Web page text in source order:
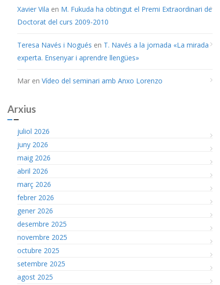
Xavier Vila en M. Fukuda ha obtingut el Premi Extraordinari de
Doctorat del curs 2009-2010
Teresa Navés i Nogués en T. Navés a la jornada «La mirada
experta. Ensenyar i aprendre llengües»
Mar en Vídeo del seminari amb Anxo Lorenzo
Arxius
juliol 2026
juny 2026
maig 2026
abril 2026
març 2026
febrer 2026
gener 2026
desembre 2025
novembre 2025
octubre 2025
setembre 2025
agost 2025